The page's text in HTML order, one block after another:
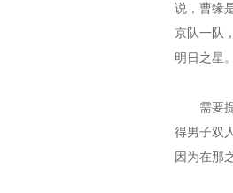
说，曹缘
京队一队
明日之星。
需要提
得男子双
因为在那